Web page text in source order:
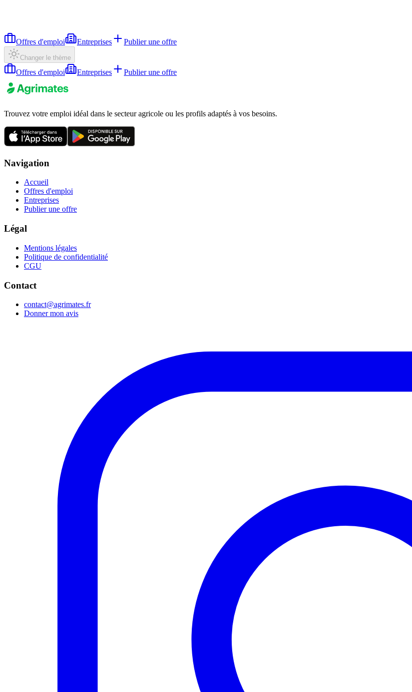
Offres d'emploi Entreprises Publier une offre
Changer le thème
Offres d'emploi Entreprises Publier une offre
Trouvez votre emploi idéal dans le secteur agricole ou les profils adaptés à vos besoins.
Navigation
Accueil
Offres d'emploi
Entreprises
Publier une offre
Légal
Mentions légales
Politique de confidentialité
CGU
Contact
contact@agrimates.fr
Donner mon avis